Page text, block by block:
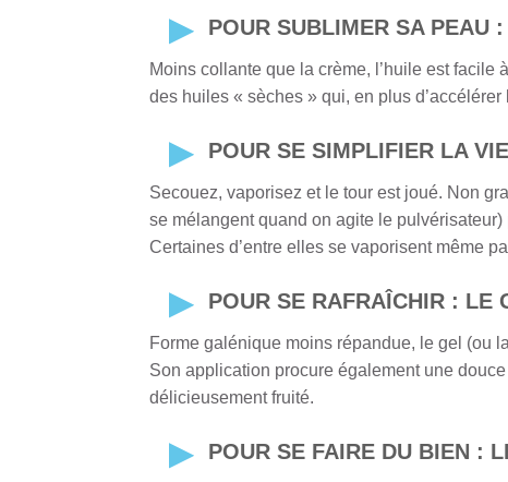
POUR SUBLIMER SA PEAU :
Moins collante que la crème, l’huile est
des huiles « sèches » qui, en plus
POUR SE SIMPLIFIER LA
Secouez, vaporisez et le tour est joué. Non
se mélangent quand on agite le
Certaines d’entre elles se vaporisent même
POUR SE RAFRAÎCHIR : LE
Forme galénique moins répandue, le gel (ou
Son application procure également une
délicieusement fruité.
POUR SE FAIRE DU BIEN :